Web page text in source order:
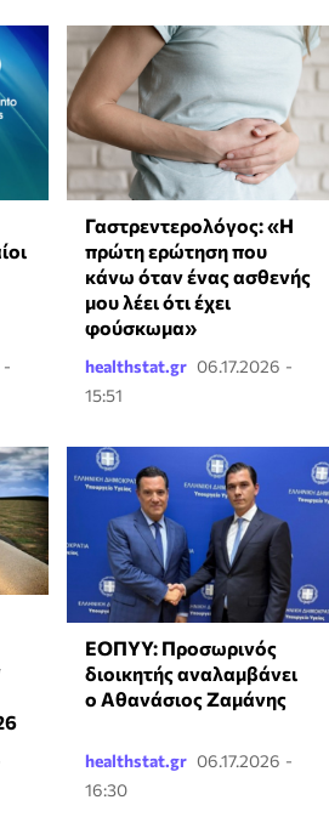
-
Γαστρεντερολόγος: «Η
πρώτη ερώτηση που
κάνω όταν ένας ασθενής
μου λέει ότι έχει
φούσκωμα»
healthstat.gr 06.17.2026 -
15:51
ΕΟΠΥΥ: Προσωρινός
διοικητής αναλαμβάνει
ο Αθανάσιος Ζαμάνης
healthstat.gr 06.17.2026 -
16:30